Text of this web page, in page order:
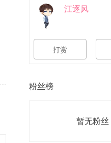
江逐风
打赏
粉丝榜
暂无粉丝